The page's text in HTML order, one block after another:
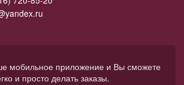
мобильное приложение и Вы сможете
и просто делать заказы.